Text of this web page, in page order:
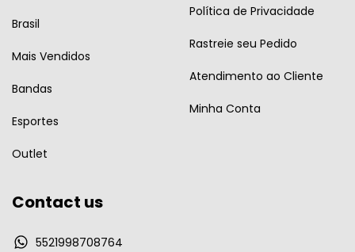
Brasil
Mais Vendidos
Bandas
Esportes
Outlet
Política de Privacidade
Rastreie seu Pedido
Atendimento ao Cliente
Minha Conta
Contact us
5521998708764